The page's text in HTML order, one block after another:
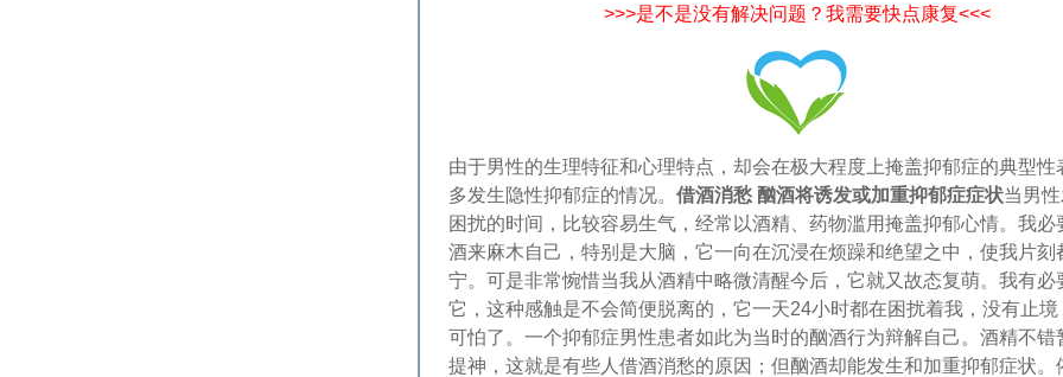
>>>是不是没有解决问题？我需要快点康复<<<
由于男性的生理特征和心理特点，却会在极大程度上掩盖抑郁症的典型性
多发生隐性抑郁症的情况。 借酒消愁 酗酒将诱发或加重抑郁症症状当男
困扰的时间，比较容易生气，经常以酒精、药物滥用掩盖抑郁心情。我必
酒来麻木自己，特别是大脑，它一向在沉浸在烦躁和绝望之中，使我片刻
宁。可是非常惋惜当我从酒精中略微清醒今后，它就又故态复萌。我有必
它，这种感触是不会简便脱离的，它一天24小时都在困扰着我，没有止境
可怕了。一个抑郁症男性患者如此为当时的酗酒行为辩解自己。酒精不错
提神，这就是有些人借酒消愁的原因；但酗酒却能发生和加重抑郁症状。